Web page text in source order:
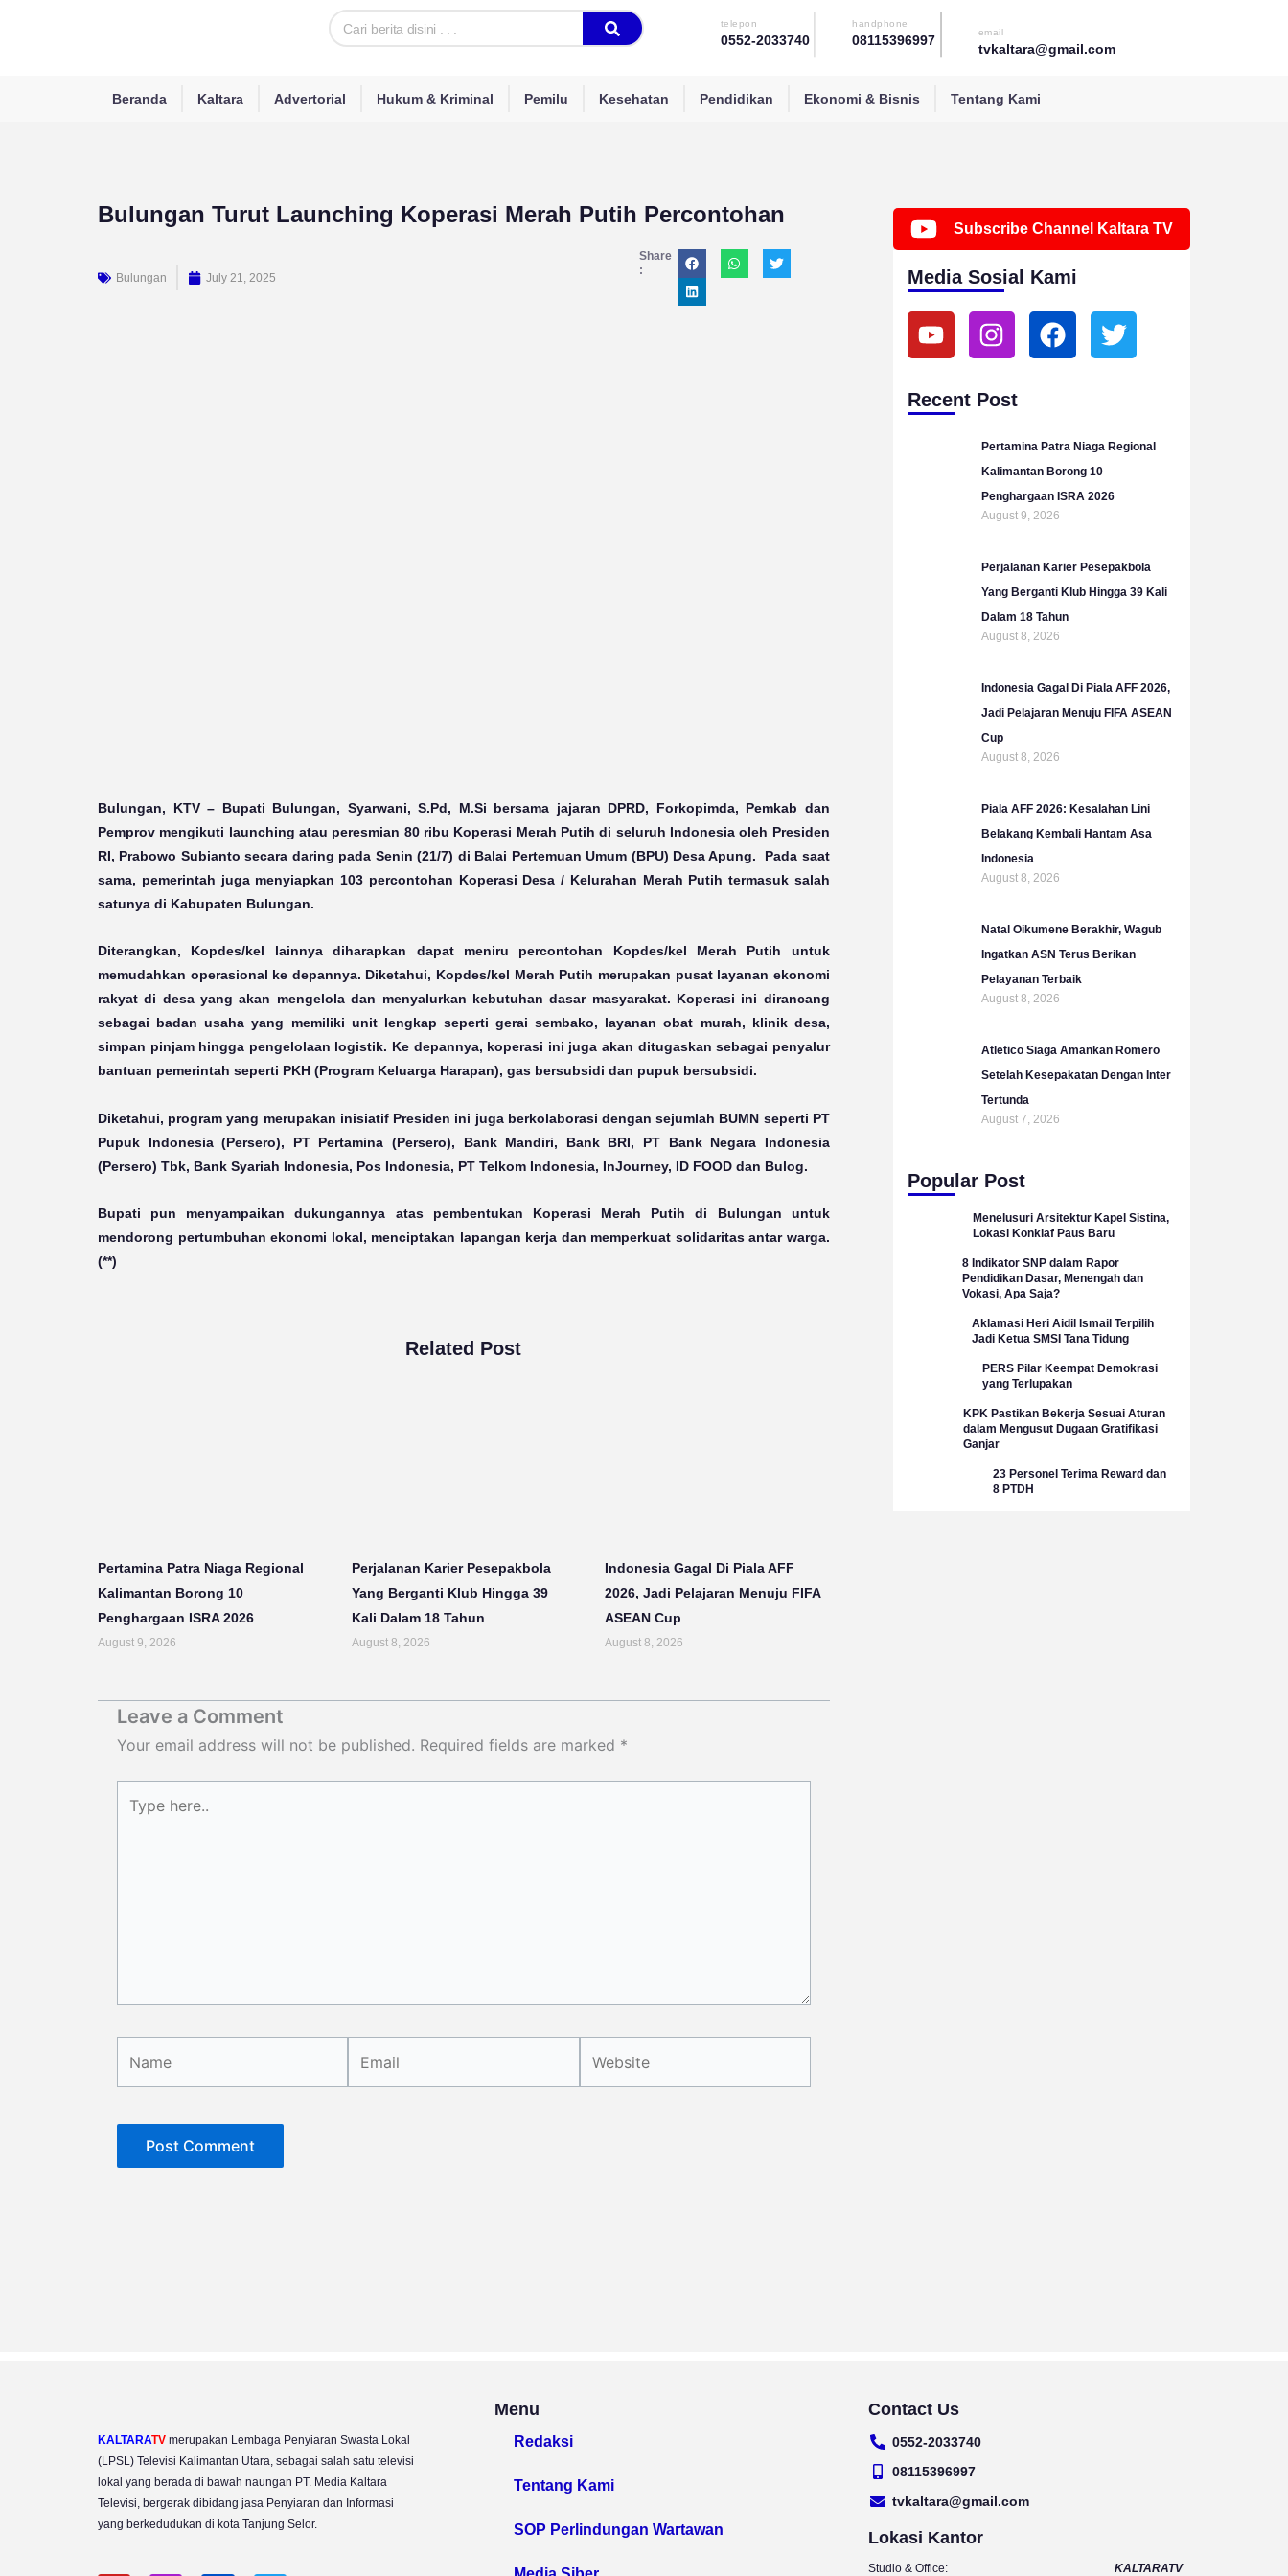
Search telepon
0552-2033740
handphone
08115396997
email
tvkaltara@gmail.com
Beranda Kaltara Advertorial Hukum & Kriminal Pemilu Kesehatan Pendidikan Ekonomi & Bisnis Tentang Kami
Bulungan Turut Launching Koperasi Merah Putih Percontohan
Bulungan July 21, 2025
Share
:
Bulungan, KTV– Bupati Bulungan, Syarwani, S.Pd, M.Si bersama jajaran DPRD, Forkopimda, Pemkab dan
Pemprov mengikuti launching atau peresmian 80 ribu Koperasi Merah Putih di seluruh Indonesia oleh Presiden
RI, Prabowo Subianto secara daring pada Senin (21/7) di Balai Pertemuan Umum (BPU) Desa Apung. Pada saat
sama, pemerintah juga menyiapkan 103 percontohan Koperasi Desa / Kelurahan Merah Putih termasuk salah
satunya di Kabupaten Bulungan.
Diterangkan, Kopdes/kel lainnya diharapkan dapat meniru percontohan Kopdes/kel Merah Putih untuk
memudahkan operasional ke depannya. Diketahui, Kopdes/kel Merah Putih merupakan pusat layanan ekonomi
rakyat di desa yang akan mengelola dan menyalurkan kebutuhan dasar masyarakat. Koperasi ini dirancang
sebagai badan usaha yang memiliki unit lengkap seperti gerai sembako, layanan obat murah, klinik desa,
simpan pinjam hingga pengelolaan logistik. Ke depannya, koperasi ini juga akan ditugaskan sebagai penyalur
bantuan pemerintah seperti PKH (Program Keluarga Harapan), gas bersubsidi dan pupuk bersubsidi.
Diketahui, program yang merupakan inisiatif Presiden ini juga berkolaborasi dengan sejumlah BUMN seperti PT
Pupuk Indonesia (Persero), PT Pertamina (Persero), Bank Mandiri, Bank BRI, PT Bank Negara Indonesia
(Persero) Tbk, Bank Syariah Indonesia, Pos Indonesia, PT Telkom Indonesia, InJourney, ID FOOD dan Bulog.
Bupati pun menyampaikan dukungannya atas pembentukan Koperasi Merah Putih di Bulungan untuk
mendorong pertumbuhan ekonomi lokal, menciptakan lapangan kerja dan memperkuat solidaritas antar warga.
(**)
Related Post
Pertamina Patra Niaga Regional
Kalimantan Borong 10
Penghargaan ISRA 2026
August 9, 2026
Perjalanan Karier Pesepakbola
Yang Berganti Klub Hingga 39
Kali Dalam 18 Tahun
August 8, 2026
Indonesia Gagal Di Piala AFF
2026, Jadi Pelajaran Menuju FIFA
ASEAN Cup
August 8, 2026
Leave a Comment
Your email address will not be published. Required fields are marked *
here..
Subscribe Channel Kaltara TV
Media Sosial Kami
Y
o
u
u
I
n
s
a
r
a
m
F
a
c
o
k
T
w
i
e
r
Recent Post
Pertamina Patra Niaga Regional
Kalimantan Borong 10
Penghargaan ISRA 2026
August 9, 2026
Perjalanan Karier Pesepakbola
Yang Berganti Klub Hingga 39 Kali
Dalam 18 Tahun
August 8, 2026
Indonesia Gagal Di Piala AFF 2026,
Jadi Pelajaran Menuju FIFA ASEAN
Cup
August 8, 2026
Piala AFF 2026: Kesalahan Lini
Belakang Kembali Hantam Asa
Indonesia
August 8, 2026
Natal Oikumene Berakhir, Wagub
Ingatkan ASN Terus Berikan
Pelayanan Terbaik
August 8, 2026
Atletico Siaga Amankan Romero
Setelah Kesepakatan Dengan Inter
Tertunda
August 7, 2026
Popular Post
Menelusuri Arsitektur Kapel Sistina,
Lokasi Konklaf Paus Baru
8 Indikator SNP dalam Rapor
Pendidikan Dasar, Menengah dan
Vokasi, Apa Saja?
Aklamasi Heri Aidil Ismail Terpilih
Jadi Ketua SMSI Tana Tidung
PERS Pilar Keempat Demokrasi
yang Terlupakan
KPK Pastikan Bekerja Sesuai Aturan
dalam Mengusut Dugaan Gratifikasi
Ganjar
23 Personel Terima Reward dan
8 PTDH
KALTARATV merupakan Lembaga Penyiaran Swasta Lokal
(LPSL) Televisi Kalimantan Utara, sebagai salah satu televisi
lokal yang berada di bawah naungan PT. Media Kaltara
Televisi, bergerak dibidang jasa Penyiaran dan Informasi
yang berkedudukan di kota Tanjung Selor.
Menu
Redaksi
Tentang Kami
SOP Perlindungan Wartawan
Contact Us
0552-2033740
08115396997
tvkaltara@gmail.com
Lokasi Kantor
Studio & Office: KALTARATV